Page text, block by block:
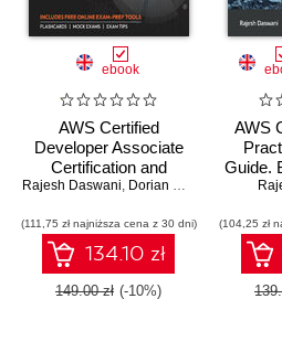
ebook
AWS Certified
Developer Associate
Certification and
Beyond. A
help you succeed in the
AWS DVA-C02
certification exam
Rajesh Daswani, Dorian Richard
(111,75 zł najniższa cena z 30 dni)
134.10 zł
149.00 zł (-10%)
AWS
Guide.
an
(104,25 zł